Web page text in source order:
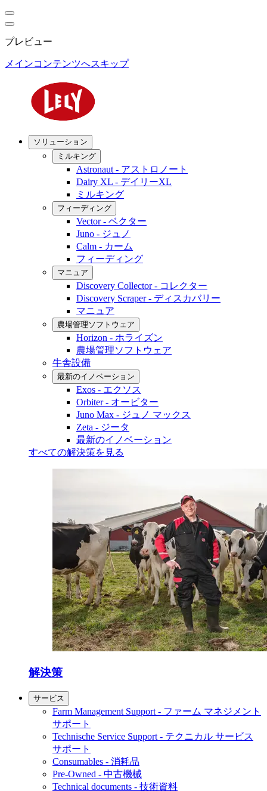
プレビュー
メインコンテンツへスキップ
ソリューション
ミルキング
Astronaut - アストロノート
Dairy XL - デイリーXL
ミルキング
フィーディング
Vector - ベクター
Juno - ジュノ
Calm - カーム
フィーディング
マニュア
Discovery Collector - コレクター
Discovery Scraper - ディスカバリー
マニュア
農場管理ソフトウェア
Horizon - ホライズン
農場管理ソフトウェア
牛舎設備
最新のイノベーション
Exos - エクソス
Orbiter - オービター
Juno Max - ジュノ マックス
Zeta - ジータ
最新のイノベーション
すべての解決策を見る
解決策
サービス
Farm Management Support - ファーム マネジメント
サポート
Technische Service Support - テクニカル サービス
サポート
Consumables - 消耗品
Pre-Owned - 中古機械
Technical documents - 技術資料